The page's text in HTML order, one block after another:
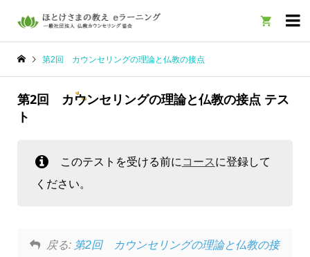

第2回 カウンセリングの理論と仏教の接点
第2回 カウンセリングの理論と仏教の接点 テス
ト
このテストを受ける前に コース に登録して
ください。
戻る: 第2回 カウンセリングの理論と仏教の接